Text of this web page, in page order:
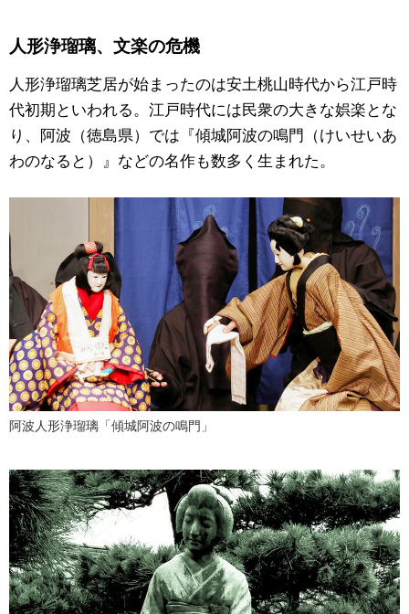
人形浄瑠璃、文楽の危機
人形浄瑠璃芝居が始まったのは安土桃山時代から江戸時
代初期といわれる。江戸時代には民衆の大きな娯楽とな
り、阿波（徳島県）では『傾城阿波の鳴門（けいせいあ
わのなると）』などの名作も数多く生まれた。
阿波人形浄瑠璃「傾城阿波の鳴門」